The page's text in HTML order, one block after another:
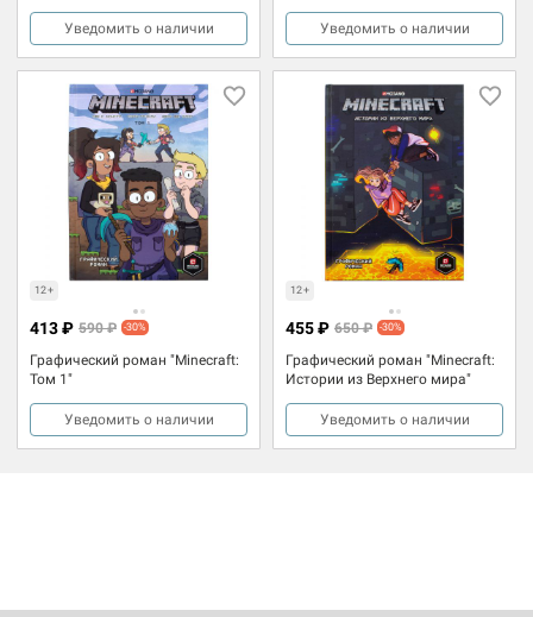
Уведомить о наличии Уведомить о наличии
12+
Графический роман "Minecraft:
Том 1"
413 ₽ 590 ₽ -30%
Уведомить о наличии
12+
Графический роман "Minecraft:
Истории из Верхнего мира"
455 ₽ 650 ₽ -30%
Уведомить о наличии